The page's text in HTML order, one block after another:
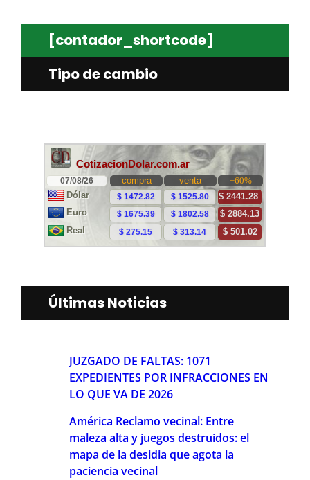
[contador_shortcode]
Tipo de cambio
Últimas Noticias
JUZGADO DE FALTAS: 1071
EXPEDIENTES POR INFRACCIONES EN
LO QUE VA DE 2026
América Reclamo vecinal: Entre
maleza alta y juegos destruidos: el
mapa de la desidia que agota la
paciencia vecinal